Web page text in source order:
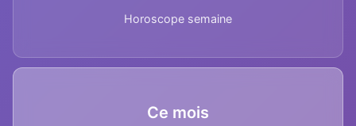
Horoscope semaine
Ce mois